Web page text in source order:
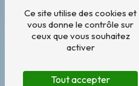
Ce site utilise des cookies et
vous donne le contrôle sur
ceux que vous souhaitez
activer
Tout accepter